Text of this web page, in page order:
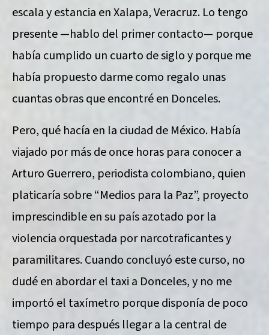
escala y estancia en Xalapa, Veracruz. Lo tengo
presente —hablo del primer contacto— porque
había cumplido un cuarto de siglo y porque me
había propuesto darme como regalo unas
cuantas obras que encontré en Donceles.
Pero, qué hacía en la ciudad de México. Había
viajado por más de once horas para conocer a
Arturo Guerrero, periodista colombiano, quien
platicaría sobre “Medios para la Paz”, proyecto
imprescindible en su país azotado por la
violencia orquestada por narcotraficantes y
paramilitares. Cuando concluyó este curso, no
dudé en abordar el taxi a Donceles, y no me
importó el taxímetro porque disponía de poco
tiempo para después llegar a la central de